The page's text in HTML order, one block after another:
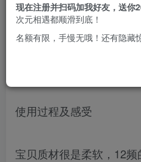
里面用的是一节七号电池
以接受。配合润滑油使用
验。建议把电池改成abs
使用过程及感受
宝贝质材很是柔软，12
现在注册并扫码加我好友，送你
次元相遇都顺滑到底！
名额有限，手慢无哦！还有隐藏